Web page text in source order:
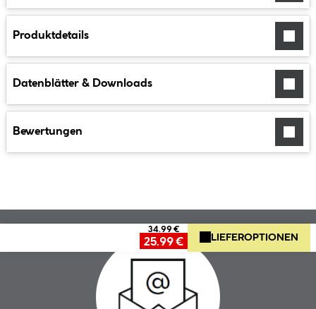
Produktdetails
Datenblätter & Downloads
Bewertungen
34.99 €
25.99 € LIEFEROPTIONEN